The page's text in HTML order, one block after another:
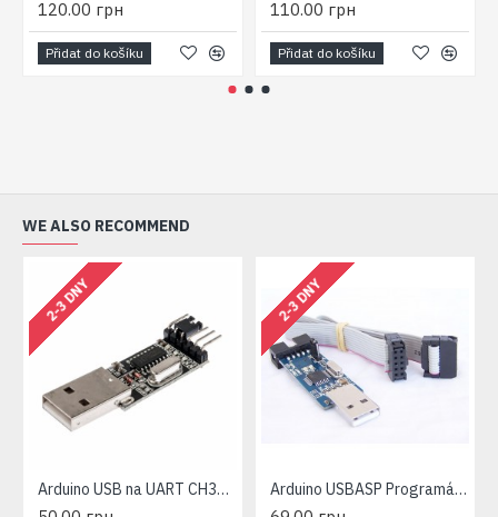
120.00 грн
Přidat do košíku
110.00 грн
Přidat do košíku
WE ALSO RECOMMEND
2-3 DNY
Arduino USB na UART CH340G usb2ttl
2-3 DNY
Arduino USBASP Programátor isp avr